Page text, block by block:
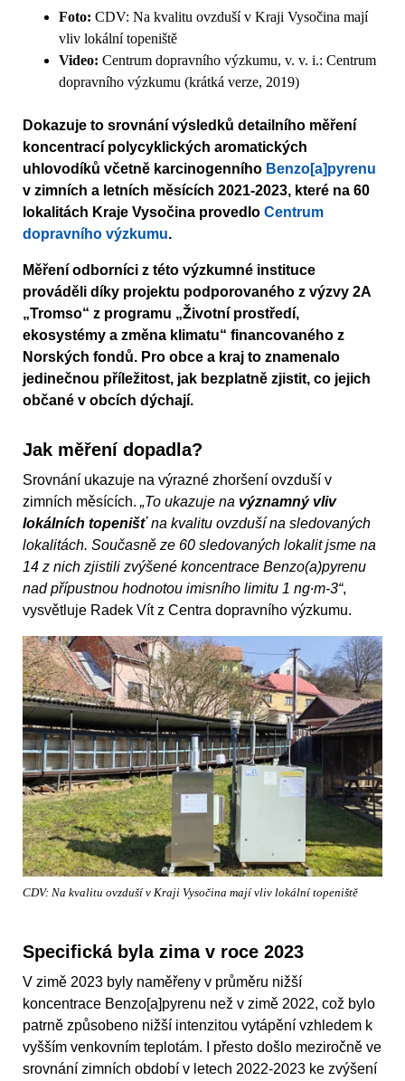
Foto: CDV: Na kvalitu ovzduší v Kraji Vysočina mají
vliv lokální topeniště
Video: Centrum dopravního výzkumu, v. v. i.: Centrum
dopravního výzkumu (krátká verze, 2019)
Dokazuje to srovnání výsledků detailního měření
koncentrací polycyklických aromatických
uhlovodíků včetně karcinogenního Benzo[a]pyrenu
v zimních a letních měsících 2021-2023, které na 60
lokalitách Kraje Vysočina provedlo Centrum
dopravního výzkumu.
Měření odborníci z této výzkumné instituce
prováděli díky projektu podporovaného z výzvy 2A
„Tromso“ z programu „Životní prostředí,
ekosystémy a změna klimatu“ financovaného z
Norských fondů. Pro obce a kraj to znamenalo
jedinečnou příležitost, jak bezplatně zjistit, co jejich
občané v obcích dýchají.
Jak měření dopadla?
Srovnání ukazuje na výrazné zhoršení ovzduší v
zimních měsících. „To ukazuje na významný vliv
lokálních topenišťna kvalitu ovzduší na sledovaných
lokalitách. Současně ze 60 sledovaných lokalit jsme na
14 z nich zjistili zvýšené koncentrace Benzo(a)pyrenu
nad přípustnou hodnotou imisního limitu 1 ng∙m-3“,
vysvětluje Radek Vít z Centra dopravního výzkumu.
CDV: Na kvalitu ovzduší v Kraji Vysočina mají vliv lokální topeniště
Specifická byla zima v roce 2023
V zimě 2023 byly naměřeny v průměru nižší
koncentrace Benzo[a]pyrenu než v zimě 2022, což bylo
patrně způsobeno nižší intenzitou vytápění vzhledem k
vyšším venkovním teplotám. I přesto došlo meziročně ve
srovnání zimních období v letech 2022-2023 ke zvýšení